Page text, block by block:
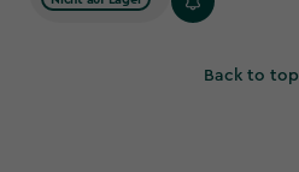
Back to top